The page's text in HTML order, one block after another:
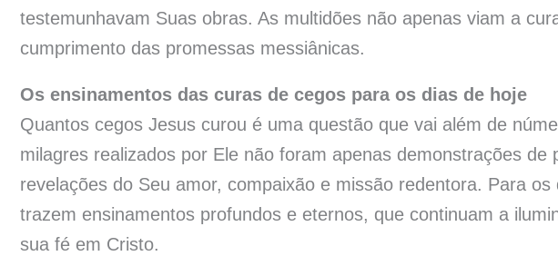
testemunhavam Suas obras. As multidões não apenas viam a
cumprimento das promessas messiânicas.
Os ensinamentos das curas de cegos para os dias de hoje
Quantos cegos Jesus curou é uma questão que vai além de
milagres realizados por Ele não foram apenas demonstrações de
revelações do Seu amor, compaixão e missão redentora. Para
trazem ensinamentos profundos e eternos, que continuam a
sua fé em Cristo.